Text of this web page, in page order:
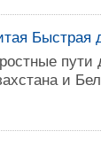
Быстрая
пути
и